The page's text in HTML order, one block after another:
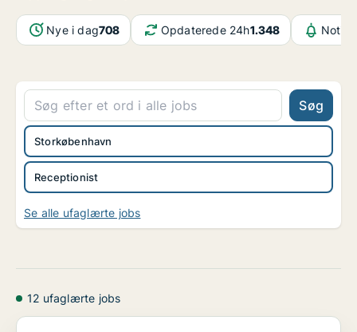
Nye i dag708 Opdaterede 24h1.348
Søg
Receptionist
Storkøbenhavn
Se alle ufaglærte jobs
12 ufaglærte jobs
Receptionistelev søges til The Square